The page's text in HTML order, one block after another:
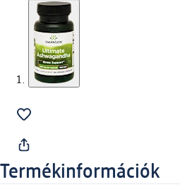
Termékinformációk